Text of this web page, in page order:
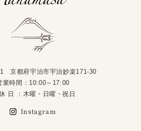
京都府宇治市宇治妙楽171-30
業時間：10:00～17:00
日 ：木曜・日曜・祝日
Instagram